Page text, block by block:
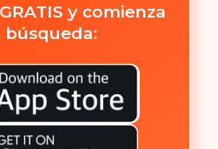
y comienza
búsqueda: